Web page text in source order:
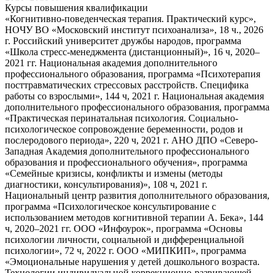
Курсы повышения квалификации
«Когнитивно-поведенческая терапия. Практический курс»,
НОЧУ ВО «Московский институт психоанализа», 18 ч., 2026
г. Российский университет дружбы народов, программа
«Школа стресс-менеджмента (дистанционный)», 16 ч, 2020–
2021 гг. Национальная академия дополнительного
профессионального образования, программа «Психотерапия
посттравматических стрессовых расстройств. Специфика
работы со взрослыми», 144 ч, 2021 г. Национальная академия
дополнительного профессионального образования, программа
«Практическая перинатальная психология. Социально-
психологическое сопровождение беременности, родов и
послеродового периода», 220 ч, 2021 г. АНО ДПО «Северо-
Западная Академия дополнительного профессионального
образования и профессионального обучения», программа
«Семейные кризисы, конфликты и измены (методы
диагностики, консультирования)», 108 ч, 2021 г.
Национальный центр развития дополнительного образования,
программа «Психологическое консультирование с
использованием методов когнитивной терапии А. Бека», 144
ч, 2020–2021 гг. ООО «Инфоурок», программа «Основы
психологии личности, социальной и дифференциальной
психологии», 72 ч, 2022 г. ООО «МИПКИП», программа
«Эмоциональные нарушения у детей дошкольного возраста.